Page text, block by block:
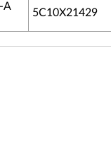
A
5C10X21429